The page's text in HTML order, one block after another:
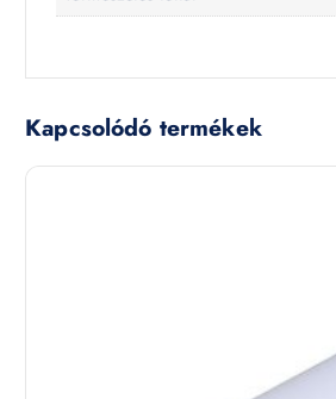
Kapcsolódó termékek